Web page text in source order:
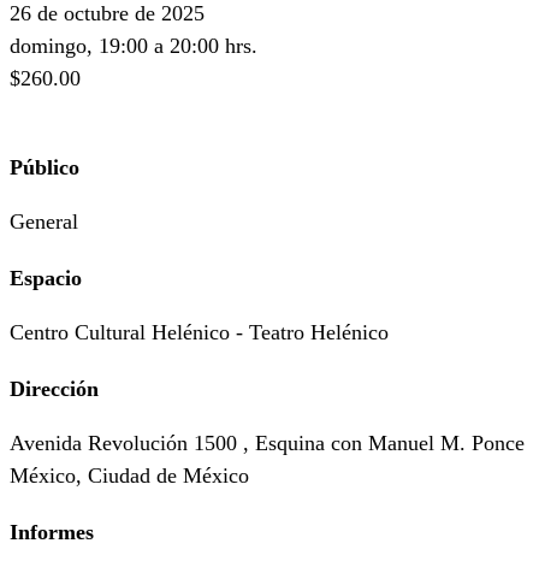
26 de octubre de 2025
domingo, 19:00 a 20:00 hrs.
$260.00
Público
General
Espacio
Centro Cultural Helénico - Teatro Helénico
Dirección
Avenida Revolución 1500 , Esquina con Manuel M. Ponce
México, Ciudad de México
Informes